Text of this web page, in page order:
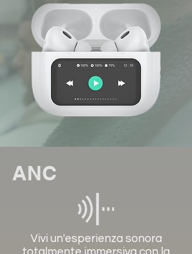
ANC
Vivi un'esperienza sonora